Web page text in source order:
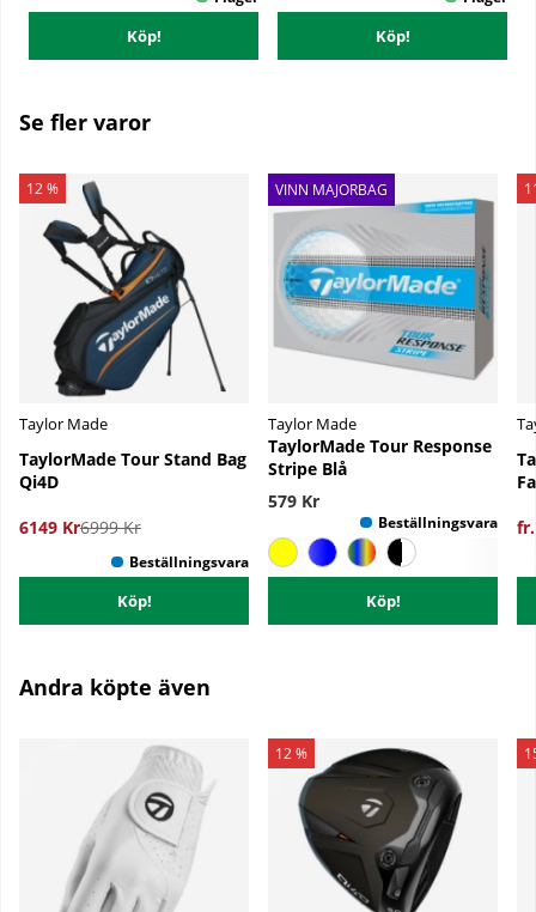
Köp! Köp!
Se fler varor
12 %
Taylor Made
TaylorMade Tour Stand Bag
Qi4D
6149 Kr6999 Kr
Köp!
VINN MAJORBAG
Taylor Made
TaylorMade Tour Response
Stripe Blå
579 Kr
Köp!
Andra köpte även
12 %